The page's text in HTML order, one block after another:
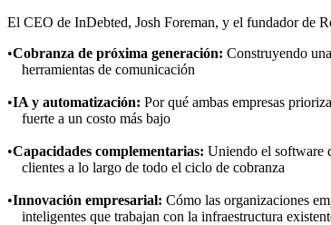
El CEO de InDebted, Josh Foreman, y el fundador de
Cobranza de próxima generación: Construyendo
herramientas de comunicación
IA y automatización: Por qué ambas empresas
fuerte a un costo más bajo
Capacidades complementarias: Uniendo el software
clientes a lo largo de todo el ciclo de cobranza
Innovación empresarial: Cómo las organizaciones
inteligentes que trabajan con la infraestructura